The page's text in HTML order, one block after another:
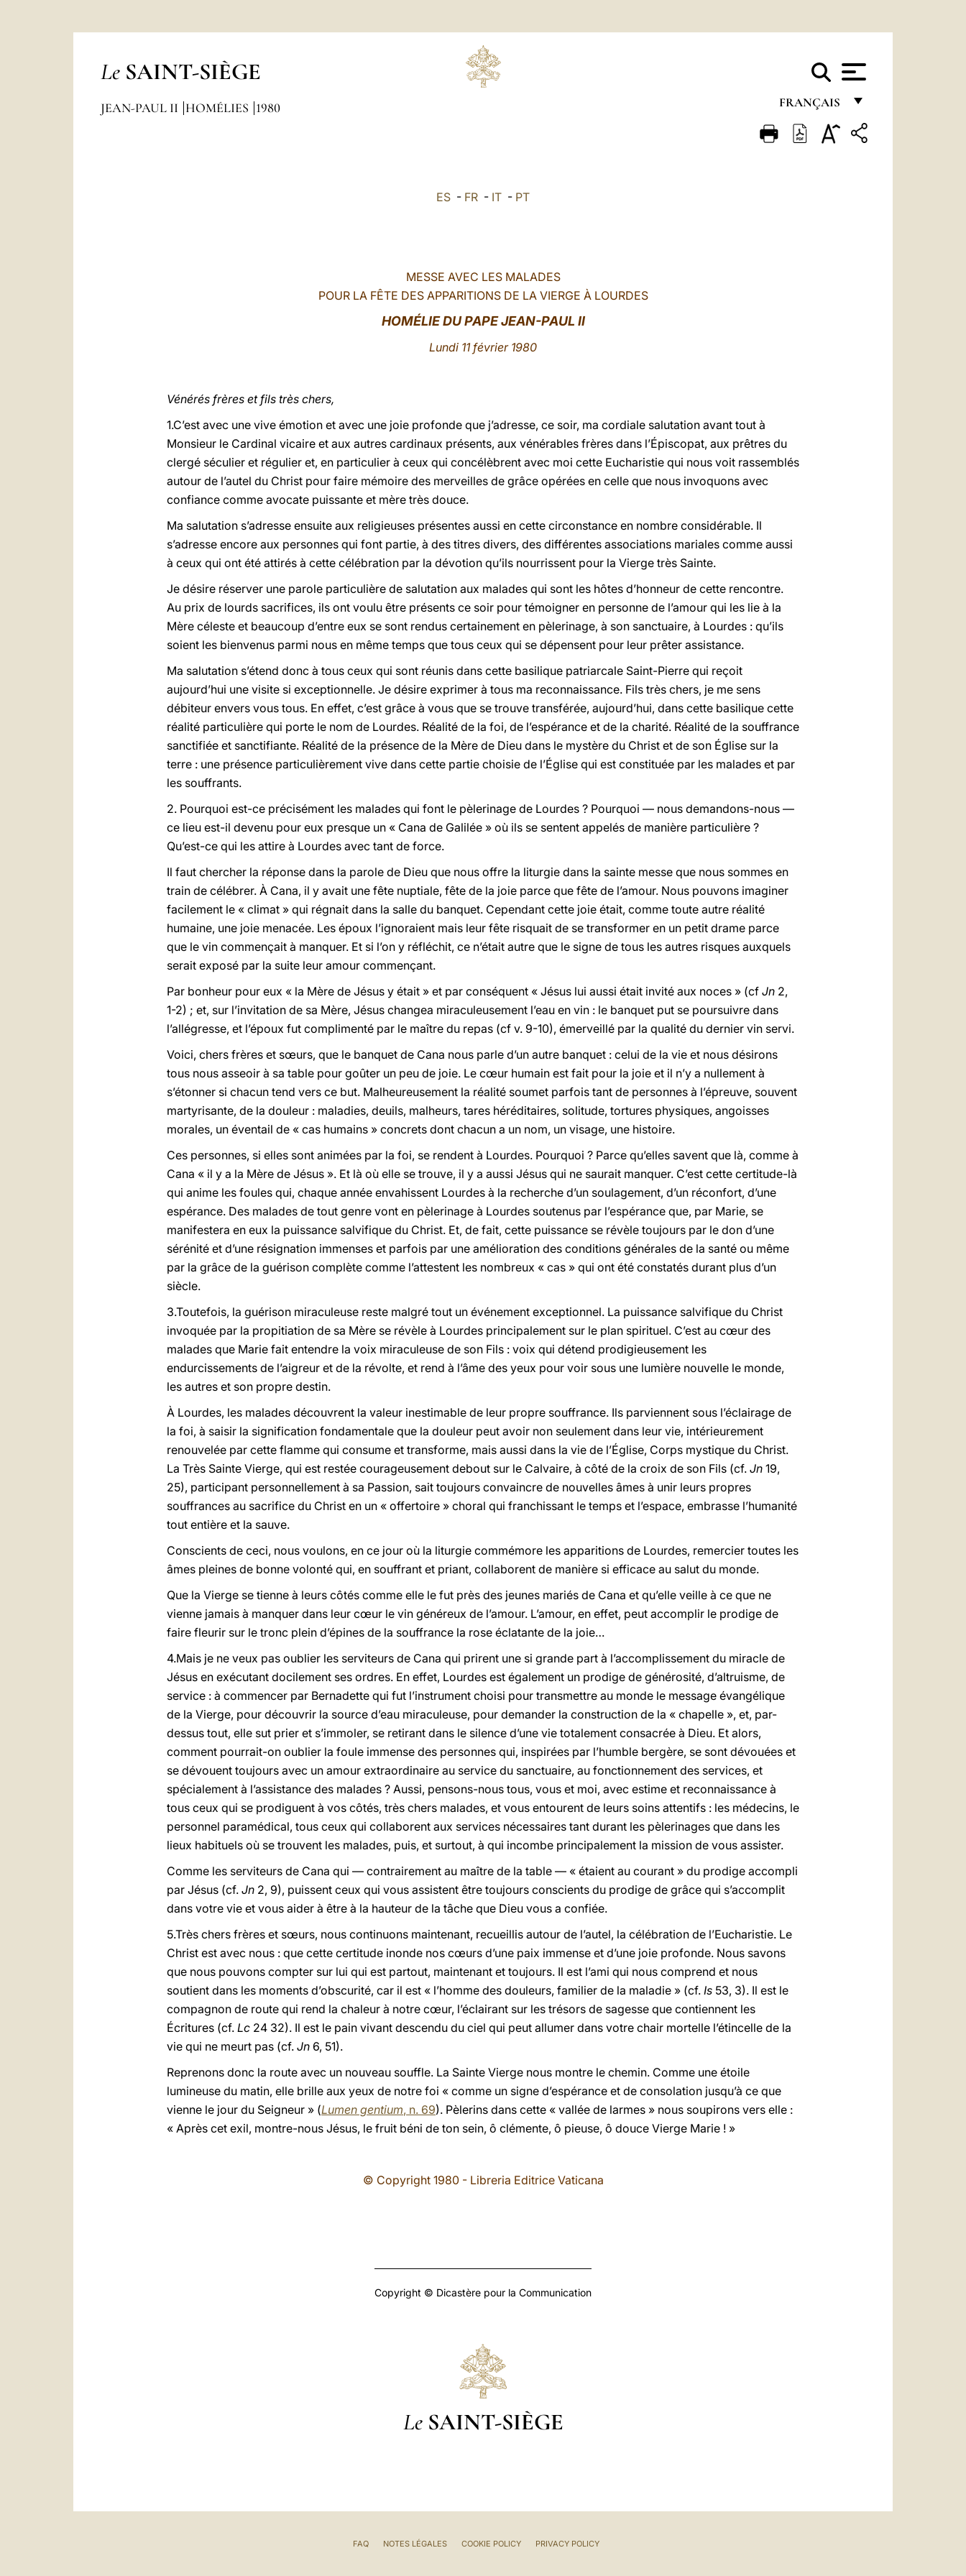
Le SAINT-SIÈGE
FRANÇAIS
FRANÇAIS
JEAN-PAUL II HOMÉLIES 1980
ES - FR - IT - PT
MESSE AVEC LES MALADES
POUR LA FÊTE DES APPARITIONS DE LA VIERGE À LOURDES
HOMÉLIE DU PAPE JEAN-PAUL II
Lundi 11 février 1980
Vénérés frères et fils très chers,
1.C’est avec une vive émotion et avec une joie profonde que j’adresse, ce soir, ma cordiale salutation avant tout à
Monsieur le Cardinal vicaire et aux autres cardinaux présents, aux vénérables frères dans l’Épiscopat, aux prêtres du
clergé séculier et régulier et, en particulier à ceux qui concélèbrent avec moi cette Eucharistie qui nous voit rassemblés
autour de l’autel du Christ pour faire mémoire des merveilles de grâce opérées en celle que nous invoquons avec
confiance comme avocate puissante et mère très douce.
Ma salutation s’adresse ensuite aux religieuses présentes aussi en cette circonstance en nombre considérable. Il
s’adresse encore aux personnes qui font partie, à des titres divers, des différentes associations mariales comme aussi
à ceux qui ont été attirés à cette célébration par la dévotion qu’ils nourrissent pour la Vierge très Sainte.
Je désire réserver une parole particulière de salutation aux malades qui sont les hôtes d’honneur de cette rencontre.
Au prix de lourds sacrifices, ils ont voulu être présents ce soir pour témoigner en personne de l’amour qui les lie à la
Mère céleste et beaucoup d’entre eux se sont rendus certainement en pèlerinage, à son sanctuaire, à Lourdes : qu’ils
soient les bienvenus parmi nous en même temps que tous ceux qui se dépensent pour leur prêter assistance.
Ma salutation s’étend donc à tous ceux qui sont réunis dans cette basilique patriarcale Saint-Pierre qui reçoit
aujourd’hui une visite si exceptionnelle. Je désire exprimer à tous ma reconnaissance. Fils très chers, je me sens
débiteur envers vous tous. En effet, c’est grâce à vous que se trouve transférée, aujourd’hui, dans cette basilique cette
réalité particulière qui porte le nom de Lourdes. Réalité de la foi, de l’espérance et de la charité. Réalité de la souffrance
sanctifiée et sanctifiante. Réalité de la présence de la Mère de Dieu dans le mystère du Christ et de son Église sur la
terre : une présence particulièrement vive dans cette partie choisie de l’Église qui est constituée par les malades et par
les souffrants.
2. Pourquoi est-ce précisément les malades qui font le pèlerinage de Lourdes ? Pourquoi — nous demandons-nous —
ce lieu est-il devenu pour eux presque un « Cana de Galilée » où ils se sentent appelés de manière particulière ?
Qu’est-ce qui les attire à Lourdes avec tant de force.
Il faut chercher la réponse dans la parole de Dieu que nous offre la liturgie dans la sainte messe que nous sommes en
train de célébrer. À Cana, il y avait une fête nuptiale, fête de la joie parce que fête de l’amour. Nous pouvons imaginer
facilement le « climat » qui régnait dans la salle du banquet. Cependant cette joie était, comme toute autre réalité
humaine, une joie menacée. Les époux l’ignoraient mais leur fête risquait de se transformer en un petit drame parce
que le vin commençait à manquer. Et si l’on y réfléchit, ce n’était autre que le signe de tous les autres risques auxquels
serait exposé par la suite leur amour commençant.
Par bonheur pour eux « la Mère de Jésus y était » et par conséquent « Jésus lui aussi était invité aux noces » (cf Jn 2,
1-2) ; et, sur l’invitation de sa Mère, Jésus changea miraculeusement l’eau en vin : le banquet put se poursuivre dans
l’allégresse, et l’époux fut complimenté par le maître du repas (cf v. 9-10), émerveillé par la qualité du dernier vin servi.
Voici, chers frères et sœurs, que le banquet de Cana nous parle d’un autre banquet : celui de la vie et nous désirons
tous nous asseoir à sa table pour goûter un peu de joie. Le cœur humain est fait pour la joie et il n’y a nullement à
s’étonner si chacun tend vers ce but. Malheureusement la réalité soumet parfois tant de personnes à l’épreuve, souvent
martyrisante, de la douleur : maladies, deuils, malheurs, tares héréditaires, solitude, tortures physiques, angoisses
morales, un éventail de « cas humains » concrets dont chacun a un nom, un visage, une histoire.
Ces personnes, si elles sont animées par la foi, se rendent à Lourdes. Pourquoi ? Parce qu’elles savent que là, comme à
Cana « il y a la Mère de Jésus ». Et là où elle se trouve, il y a aussi Jésus qui ne saurait manquer. C’est cette certitude-là
qui anime les foules qui, chaque année envahissent Lourdes à la recherche d’un soulagement, d’un réconfort, d’une
espérance. Des malades de tout genre vont en pèlerinage à Lourdes soutenus par l’espérance que, par Marie, se
manifestera en eux la puissance salvifique du Christ. Et, de fait, cette puissance se révèle toujours par le don d’une
sérénité et d’une résignation immenses et parfois par une amélioration des conditions générales de la santé ou même
par la grâce de la guérison complète comme l’attestent les nombreux « cas » qui ont été constatés durant plus d’un
siècle.
3.Toutefois, la guérison miraculeuse reste malgré tout un événement exceptionnel. La puissance salvifique du Christ
invoquée par la propitiation de sa Mère se révèle à Lourdes principalement sur le plan spirituel. C’est au cœur des
malades que Marie fait entendre la voix miraculeuse de son Fils : voix qui détend prodigieusement les
endurcissements de l’aigreur et de la révolte, et rend à l’âme des yeux pour voir sous une lumière nouvelle le monde,
les autres et son propre destin.
À Lourdes, les malades découvrent la valeur inestimable de leur propre souffrance. Ils parviennent sous l’éclairage de
la foi, à saisir la signification fondamentale que la douleur peut avoir non seulement dans leur vie, intérieurement
renouvelée par cette flamme qui consume et transforme, mais aussi dans la vie de l’Église, Corps mystique du Christ.
La Très Sainte Vierge, qui est restée courageusement debout sur le Calvaire, à côté de la croix de son Fils (cf. Jn 19,
25), participant personnellement à sa Passion, sait toujours convaincre de nouvelles âmes à unir leurs propres
souffrances au sacrifice du Christ en un « offertoire » choral qui franchissant le temps et l’espace, embrasse l’humanité
tout entière et la sauve.
Conscients de ceci, nous voulons, en ce jour où la liturgie commémore les apparitions de Lourdes, remercier toutes les
âmes pleines de bonne volonté qui, en souffrant et priant, collaborent de manière si efficace au salut du monde.
Que la Vierge se tienne à leurs côtés comme elle le fut près des jeunes mariés de Cana et qu’elle veille à ce que ne
vienne jamais à manquer dans leur cœur le vin généreux de l’amour. L’amour, en effet, peut accomplir le prodige de
faire fleurir sur le tronc plein d’épines de la souffrance la rose éclatante de la joie…
4.Mais je ne veux pas oublier les serviteurs de Cana qui prirent une si grande part à l’accomplissement du miracle de
Jésus en exécutant docilement ses ordres. En effet, Lourdes est également un prodige de générosité, d’altruisme, de
service : à commencer par Bernadette qui fut l’instrument choisi pour transmettre au monde le message évangélique
de la Vierge, pour découvrir la source d’eau miraculeuse, pour demander la construction de la « chapelle », et, par-
dessus tout, elle sut prier et s’immoler, se retirant dans le silence d’une vie totalement consacrée à Dieu. Et alors,
comment pourrait-on oublier la foule immense des personnes qui, inspirées par l’humble bergère, se sont dévouées et
se dévouent toujours avec un amour extraordinaire au service du sanctuaire, au fonctionnement des services, et
spécialement à l’assistance des malades ? Aussi, pensons-nous tous, vous et moi, avec estime et reconnaissance à
tous ceux qui se prodiguent à vos côtés, très chers malades, et vous entourent de leurs soins attentifs : les médecins, le
personnel paramédical, tous ceux qui collaborent aux services nécessaires tant durant les pèlerinages que dans les
lieux habituels où se trouvent les malades, puis, et surtout, à qui incombe principalement la mission de vous assister.
Comme les serviteurs de Cana qui — contrairement au maître de la table — « étaient au courant » du prodige accompli
par Jésus (cf. Jn 2, 9), puissent ceux qui vous assistent être toujours conscients du prodige de grâce qui s’accomplit
dans votre vie et vous aider à être à la hauteur de la tâche que Dieu vous a confiée.
5.Très chers frères et sœurs, nous continuons maintenant, recueillis autour de l’autel, la célébration de l’Eucharistie. Le
Christ est avec nous : que cette certitude inonde nos cœurs d’une paix immense et d’une joie profonde. Nous savons
que nous pouvons compter sur lui qui est partout, maintenant et toujours. Il est l’ami qui nous comprend et nous
soutient dans les moments d’obscurité, car il est « l’homme des douleurs, familier de la maladie » (cf. Is 53, 3). Il est le
compagnon de route qui rend la chaleur à notre cœur, l’éclairant sur les trésors de sagesse que contiennent les
Écritures (cf. Lc 24 32). Il est le pain vivant descendu du ciel qui peut allumer dans votre chair mortelle l’étincelle de la
vie qui ne meurt pas (cf. Jn 6, 51).
Reprenons donc la route avec un nouveau souffle. La Sainte Vierge nous montre le chemin. Comme une étoile
lumineuse du matin, elle brille aux yeux de notre foi « comme un signe d’espérance et de consolation jusqu’à ce que
vienne le jour du Seigneur » (Lumen gentium, n. 69). Pèlerins dans cette « vallée de larmes » nous soupirons vers elle :
« Après cet exil, montre-nous Jésus, le fruit béni de ton sein, ô clémente, ô pieuse, ô douce Vierge Marie ! »
© Copyright 1980 - Libreria Editrice Vaticana
Copyright © Dicastère pour la Communication
Le SAINT-SIÈGE
FAQ NOTES LÉGALES COOKIE POLICY PRIVACY POLICY